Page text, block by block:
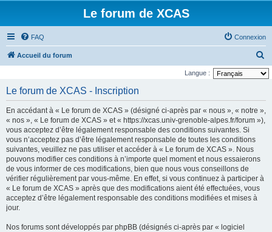
Le forum de XCAS
FAQ Connexion
Accueil du forum
e
e
Langue :
Le forum de XCAS - Inscription
En accédant à « Le forum de XCAS » (désigné ci-après par « nous », « notre »,
« nos », « Le forum de XCAS » et « https://xcas.univ-grenoble-alpes.fr/forum »),
vous acceptez d’être légalement responsable des conditions suivantes. Si
vous n’acceptez pas d’être légalement responsable de toutes les conditions
suivantes, veuillez ne pas utiliser et accéder à « Le forum de XCAS ». Nous
pouvons modifier ces conditions à n’importe quel moment et nous essaierons
de vous informer de ces modifications, bien que nous vous conseillons de
vérifier régulièrement par vous-même. En effet, si vous continuez à participer à
« Le forum de XCAS » après que des modifications aient été effectuées, vous
acceptez d’être légalement responsable des conditions modifiées et mises à
jour.
Nos forums sont développés par phpBB (désignés ci-après par « logiciel